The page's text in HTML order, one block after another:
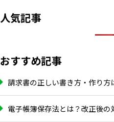
人気記事
おすすめ記事
請求書の正しい書き方・作り方
電子帳簿保存法とは？改正後の